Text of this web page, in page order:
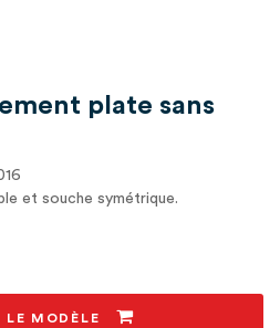
plate sans
et souche symétrique.
LE MODÈLE